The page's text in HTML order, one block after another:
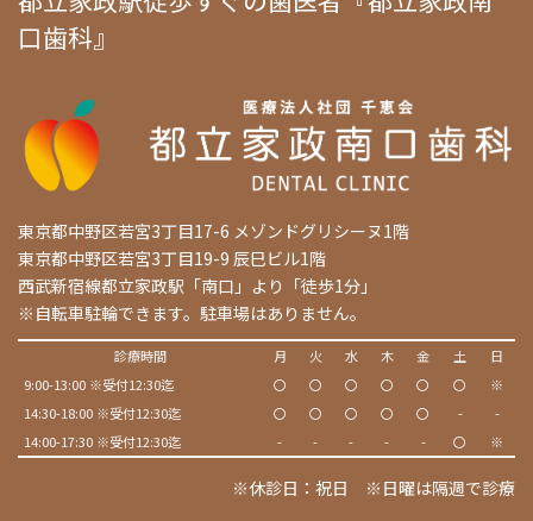
口歯科』
東京都中野区若宮3丁目17-6 メゾンドグリシーヌ1階
東京都中野区若宮3丁目19-9 辰巳ビル1階
西武新宿線都立家政駅「南口」より「徒歩1分」
※自転車駐輪できます。駐車場はありません。
診療時間 月 火 水 木 金 土
日
9:00-13:00 ※受付12:30迄
〇 〇 〇 〇 〇 〇
※
14:30-18:00 ※受付12:30迄
〇 〇 〇 〇 〇 -
-
14:00-17:30 ※受付12:30迄
- - - - - 〇 ※
※休診日：祝日 ※日曜は隔週で診療